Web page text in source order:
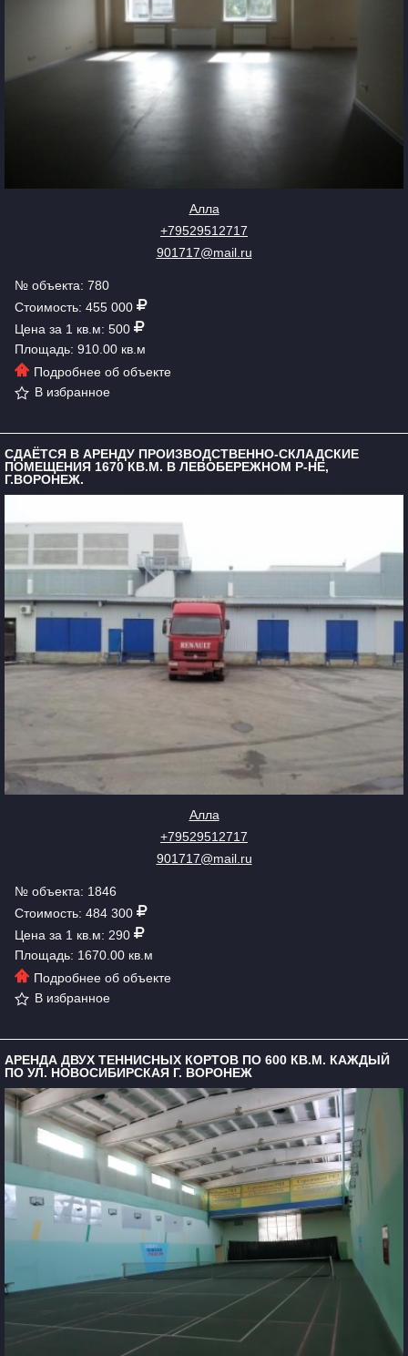
Алла
+79529512717
901717@mail.ru
№ объекта: 780
Стоимость: 455 000
Цена за 1 кв.м: 500
Площадь: 910.00 кв.м
Подробнее об объекте
В избранное
СДАЁТСЯ В АРЕНДУ ПРОИЗВОДСТВЕННО-СКЛАДСКИЕ
ПОМЕЩЕНИЯ 1670 КВ.М. В ЛЕВОБЕРЕЖНОМ Р-НЕ,
Г.ВОРОНЕЖ.
Алла
+79529512717
901717@mail.ru
№ объекта: 1846
Стоимость: 484 300
Цена за 1 кв.м: 290
Площадь: 1670.00 кв.м
Подробнее об объекте
В избранное
АРЕНДА ДВУХ ТЕННИСНЫХ КОРТОВ ПО 600 КВ.М. КАЖДЫЙ
ПО УЛ. НОВОСИБИРСКАЯ Г. ВОРОНЕЖ